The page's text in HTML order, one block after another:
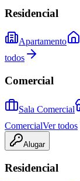
Residencial
Apartamento
todos
Comercial
Sala Comercial
ComercialVer todos
Alugar
Residencial